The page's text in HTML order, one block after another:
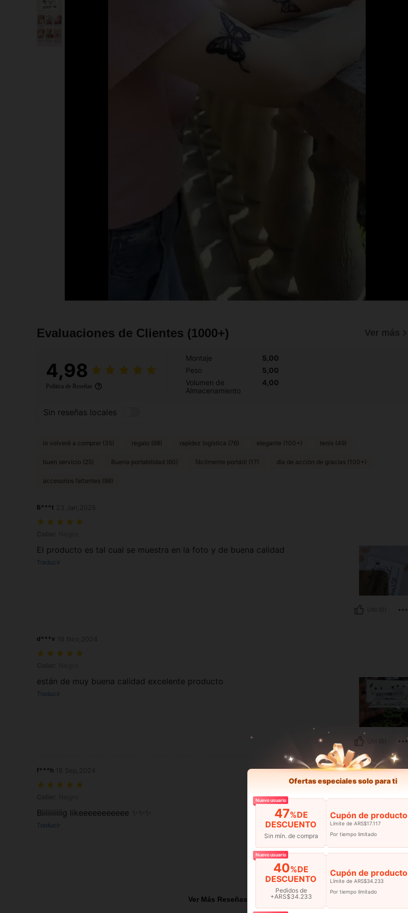
Evaluaciones de Clientes (1000+) Ver más
4,98
Política de Reseñas
Montaje
5,00
Peso
5,00
Volumen de
Almacenamiento
4,00
Sin reseñas locales
lo volveré a comprar (35) regalo (68) rapidez logística (76) elegante (100+) tenis (49)
buen servicio (25) Buena portabilidad (60) fácilmente portátil (17) día de acción de gracias (100+)
accesorios faltantes (98)
B***t
El producto es tal cual se muestra en la foto y de buena calidad
Traducir
d***v
están de muy buena calidad excelente producto
Traducir
Útil (0)
f***h
Biiiiiiiiiig likeeeeeeeeeee ✨✨✨
Traducir
Útil (0)
Ver Más Reseñas
Ofertas especiales solo para ti
Nuevo usuario
47%DE
DESCUENTO
Sin mín. de compra
Cupón de producto
Límite de ARS$17.117
Por tiempo limitado
Nuevo usuario
40%DE
DESCUENTO
Pedidos de
+ARS$34.233
Cupón de producto
Límite de ARS$34.233
Por tiempo limitado